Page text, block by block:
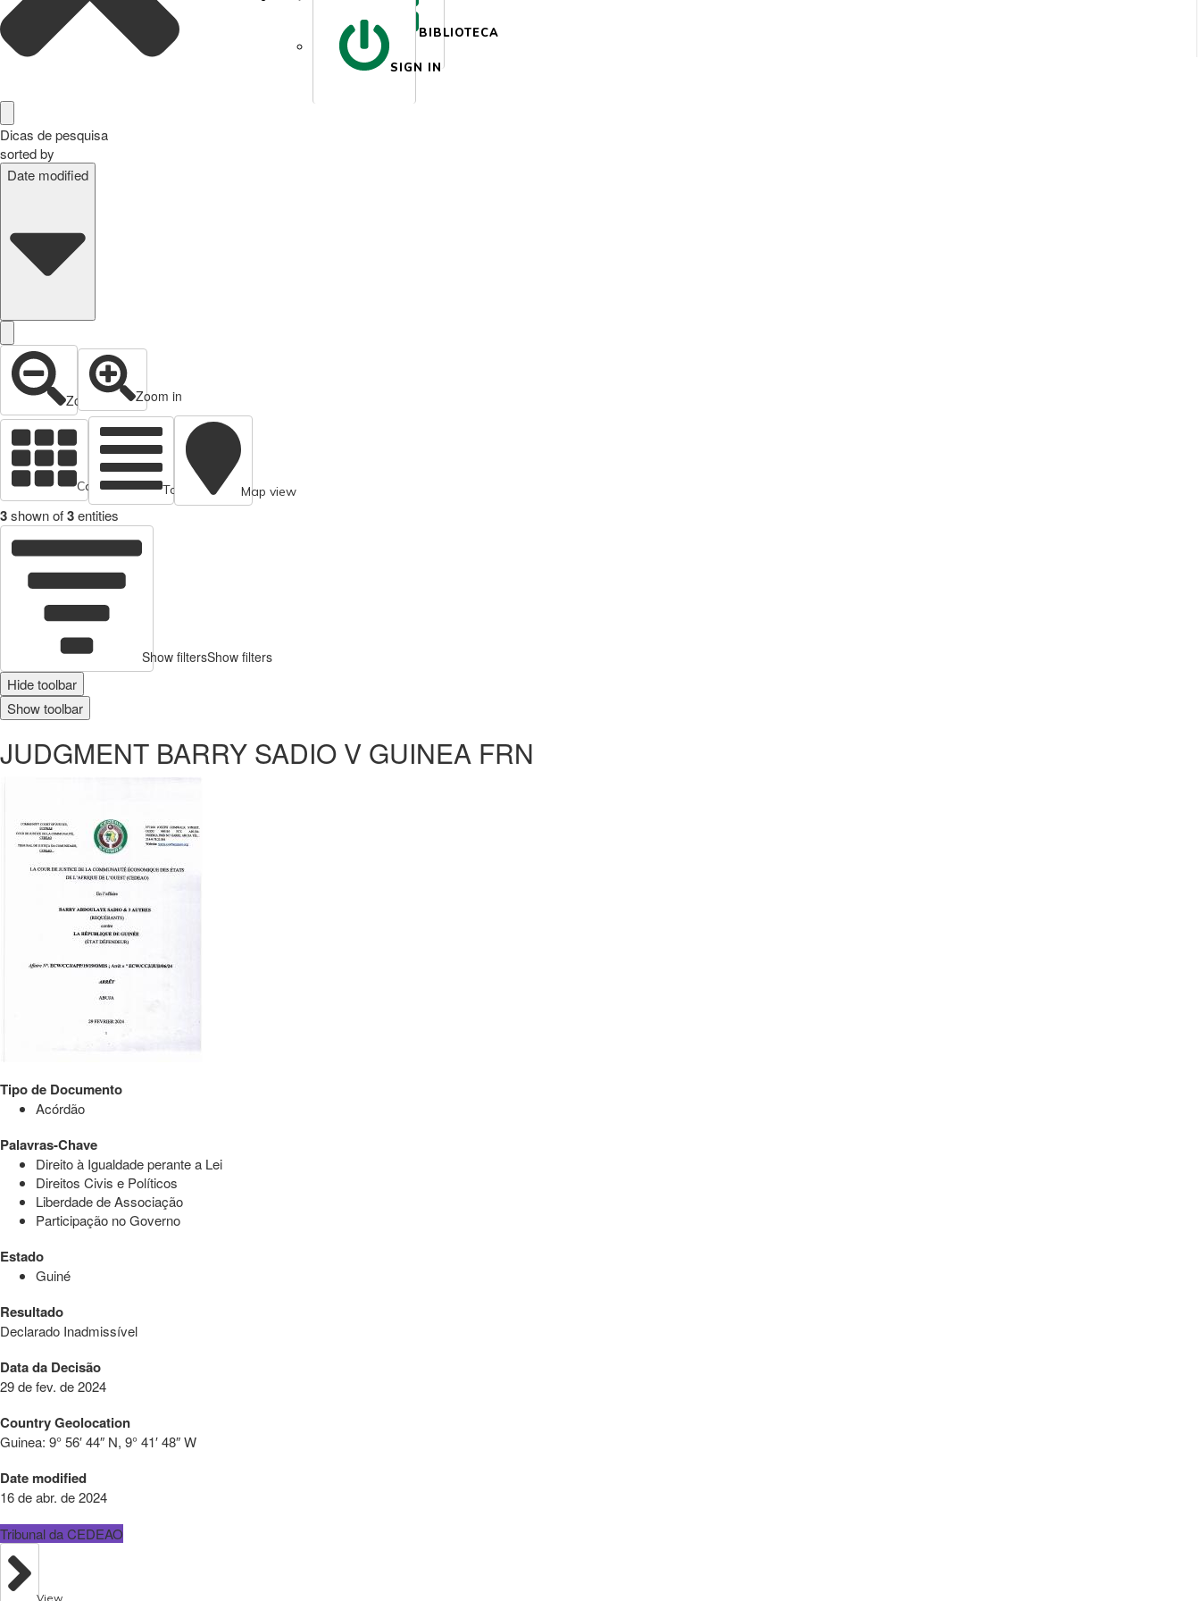
BIBLIOTECA
SIGN IN
Dicas de pesquisa
sorted by
Date modified
Zoom out Zoom in
Cards view Table view Map view
3shown of3entities
Show filtersShow filters
Hide toolbar
Show toolbar
JUDGMENT BARRY SADIO V GUINEA FRN
Tipo de Documento
Acórdão
Palavras-Chave
Direito à Igualdade perante a Lei
Direitos Civis e Políticos
Liberdade de Associação
Participação no Governo
Estado
Guiné
Resultado
Declarado Inadmissível
Data da Decisão
29 de fev. de 2024
Country Geolocation
Guinea: 9° 56′ 44″ N, 9° 41′ 48″ W
Date modified
16 de abr. de 2024
Tribunal da CEDEAO
View